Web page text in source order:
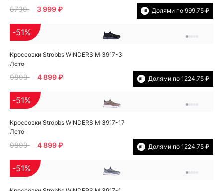
8799 3 999 ₽ Долями по 999.75 ₽
Кроссовки Strobbs WINDERS M 3917-3
Лето
-51%
9899 4 899 ₽ Долями по 1224.75 ₽
Кроссовки Strobbs WINDERS M 3917-17
Лето
-51%
9899 4 899 ₽ Долями по 1224.75 ₽
-51%